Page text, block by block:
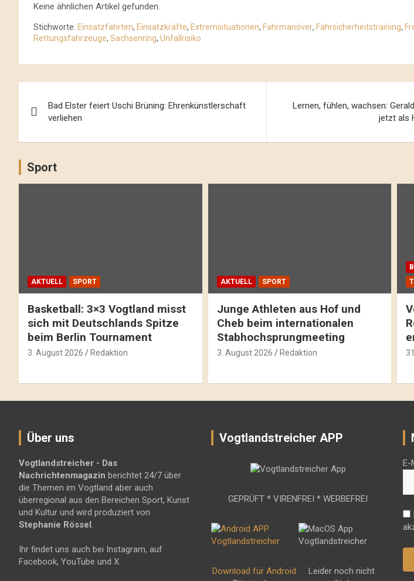
Keine ähnlichen Artikel gefunden.
Stichworte: Einsatzfahrten, Einsatzkräfte, Extremsituationen, Fahrmanöver, Fahrsicherheitstraining,
Rettungsfahrzeuge, Sachsenring, Unfallrisiko
Navigation
Bad Elster feiert Uschi Brüning: Ehrenkünstlerschaft
verliehen
Lernen, fühlen, wachsen:
jetzt als
Sport
AKTUELL SPORT
Basketball: 3×3 Vogtland misst
sich mit Deutschlands Spitze
beim Berlin Tournament
3. August 2026 Redaktion
AKTUELL SPORT
Junge Athleten aus Hof und
Cheb beim internationalen
Stabhochsprungmeeting
3. August 2026 Redaktion
Über uns
Vogtlandstreicher - Das
Nachrichtenmagazin berichtet 24/7 über
die Themen im Vogtland aber auch
überregional aus den Bereichen Sport, Kunst
und Kultur und wird produziert von
Stephanie Rössel.
Ihr findet uns auch bei Instagram, auf
Facebook, YouTube und X.
Vogtlandstreicher APP
GEPRÜFT * VIRENFREI * WERBEFREI
Download für Android
Leider noch nicht
E-